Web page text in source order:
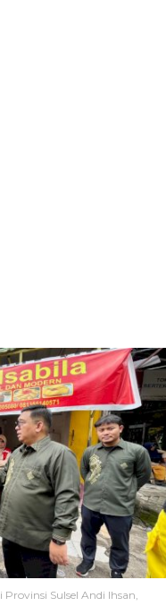
Sulsel Andi Ihsan,